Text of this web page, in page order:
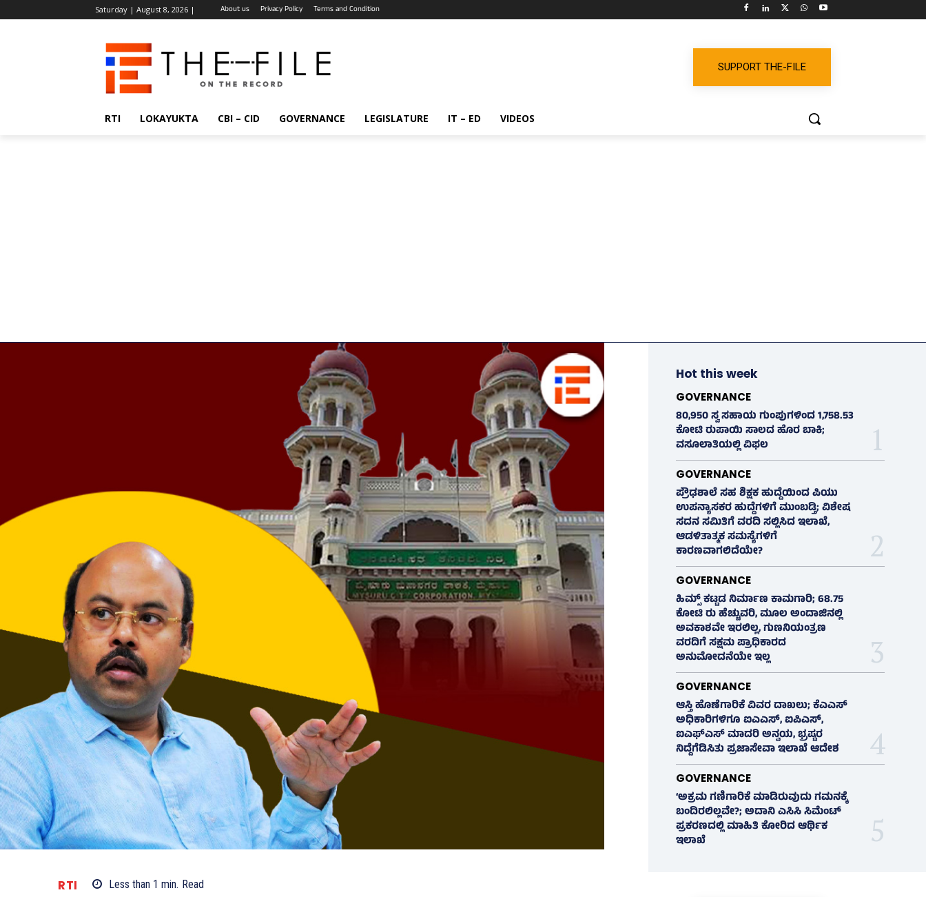
Saturday | August 8, 2026 | About us Privacy Policy Terms and Condition
SUPPORT THE-FILE
RTI LOKAYUKTA CBI – CID GOVERNANCE LEGISLATURE IT – ED VIDEOS
RTI Less than 1 min. Read
Hot this week
GOVERNANCE
80,950 ಸ್ವ ಸಹಾಯ ಗುಂಪುಗಳಿಂದ 1,758.53
ಕೋಟಿ ರುಪಾಯಿ ಸಾಲದ ಹೊರ ಬಾಕಿ;
ವಸೂಲಾತಿಯಲ್ಲಿ ವಿಫಲ
GOVERNANCE
ಪ್ರೌಢಶಾಲೆ ಸಹ ಶಿಕ್ಷಕ ಹುದ್ದೆಯಿಂದ ಪಿಯು
ಉಪನ್ಯಾಸಕರ ಹುದ್ದೆಗಳಿಗೆ ಮುಂಬಡ್ತಿ; ವಿಶೇಷ
ಸದನ ಸಮಿತಿಗೆ ವರದಿ ಸಲ್ಲಿಸಿದ ಇಲಾಖೆ,
ಆಡಳಿತಾತ್ಮಕ ಸಮಸ್ಯೆಗಳಿಗೆ
ಕಾರಣವಾಗಲಿದೆಯೇ?
GOVERNANCE
ಹಿಮ್ಸ್‌ ಕಟ್ಟಡ ನಿರ್ಮಾಣ ಕಾಮಗಾರಿ; 68.75
ಕೋಟಿ ರು ಹೆಚ್ಚುವರಿ, ಮೂಲ ಅಂದಾಜಿನಲ್ಲಿ
ಅವಕಾಶವೇ ಇರಲಿಲ್ಲ, ಗುಣನಿಯಂತ್ರಣ
ವರದಿಗೆ ಸಕ್ಷಮ ಪ್ರಾಧಿಕಾರದ
ಅನುಮೋದನೆಯೇ ಇಲ್ಲ
GOVERNANCE
ಆಸ್ತಿ ಹೊಣೆಗಾರಿಕೆ ವಿವರ ದಾಖಲು; ಕೆಎಎಸ್
ಅಧಿಕಾರಿಗಳಿಗೂ ಐಎಎಸ್‌, ಐಪಿಎಸ್‌,
ಐಎಫ್‌ಎಸ್‌ ಮಾದರಿ ಅನ್ವಯ, ಭ್ರಷ್ಟರ
ನಿದ್ದೆಗೆಡಿಸಿತು ಪ್ರಜಾಸೇವಾ ಇಲಾಖೆ ಆದೇಶ
GOVERNANCE
‘ಅಕ್ರಮ ಗಣಿಗಾರಿಕೆ ಮಾಡಿರುವುದು ಗಮನಕ್ಕೆ
ಬಂದಿರಲಿಲ್ಲವೇ?; ಅದಾನಿ ಎಸಿಸಿ ಸಿಮೆಂಟ್
ಪ್ರಕರಣದಲ್ಲಿ ಮಾಹಿತಿ ಕೋರಿದ ಆರ್ಥಿಕ
ಇಲಾಖೆ